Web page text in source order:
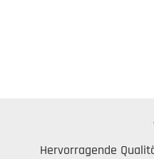
Hervorragende